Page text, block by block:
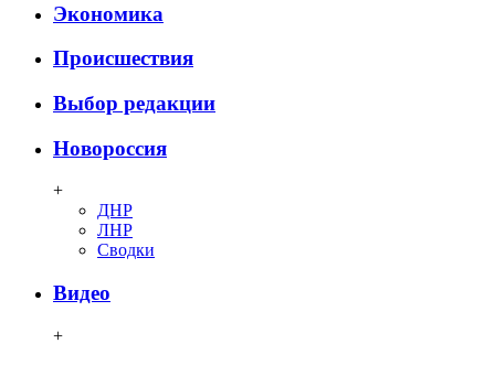
Экономика
Происшествия
Выбор редакции
Новороссия
+
ДНР
ЛНР
Сводки
Видео
+